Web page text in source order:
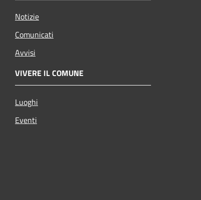
Notizie
Comunicati
Avvisi
VIVERE IL COMUNE
Luoghi
Eventi